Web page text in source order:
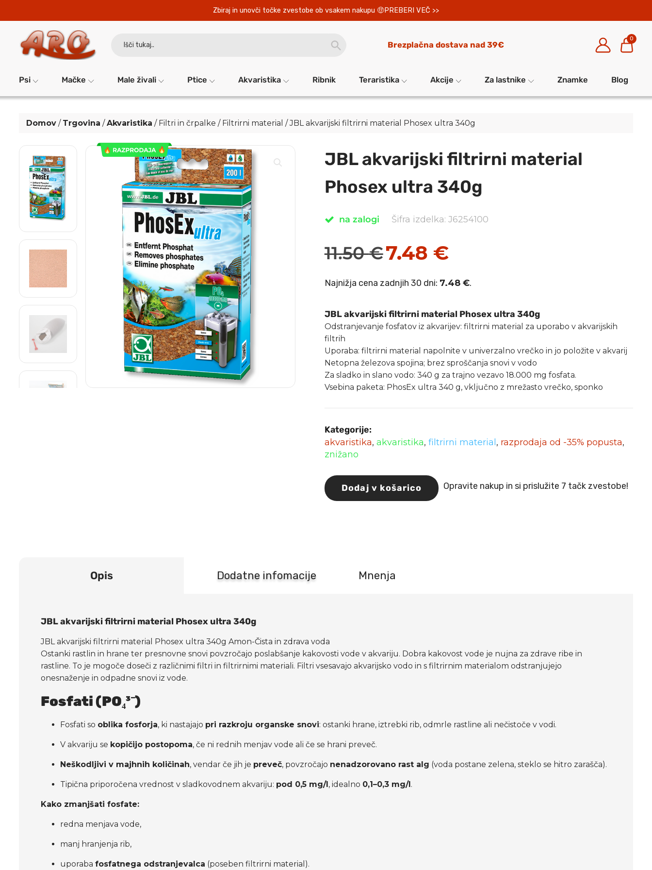
Zbiraj in unovči točke zvestobe ob vsakem nakupu PREBERI VEČ >>
BUTTON
Brezplačna dostava nad 39€
0
Psi Mačke Male živali Ptice Akvaristika Ribnik Teraristika Akcije Za lastnike Znamke Blog
Domov / Trgovina /Akvaristika / Filtri in črpalke / Filtrirni material / JBL akvarijski filtrirni material Phosex ultra 340g
JBL akvarijski filtrirni material
Phosex ultra 340g
na zalogi Šifra izdelka: J6254100
11.50€
Izvirna
11.50 €.
7.48 €
Trenutna
Najnižja cena zadnjih 30 dni: 7.48 €.
JBL akvarijski filtrirni material Phosex ultra 340g
Odstranjevanje fosfatov iz akvarijev: filtrirni material za uporabo v akvarijskih
filtrih
Uporaba: filtrirni material napolnite v univerzalno vrečko in jo položite v akvarij
Netopna železova spojina; brez sproščanja snovi v vodo
Za sladko in slano vodo: 340 g za trajno vezavo 18.000 mg fosfata.
Vsebina paketa: PhosEx ultra 340 g, vključno z mrežasto vrečko, sponko
Kategorije:
akvaristika, akvaristika, filtrirni material , razprodaja od -35% popusta,
znižano
JBL
Dodaj v košarico Opravite nakup in si prislužite 7 tačk zvestobe!
Opis Dodatne infomacije Mnenja
JBL akvarijski filtrirni material Phosex ultra 340g
JBL akvarijski filtrirni material Phosex ultra 340g Amon-Čista in zdrava voda
Ostanki rastlin in hrane ter presnovne snovi povzročajo poslabšanje kakovosti vode v akvariju. Dobra kakovost vode je nujna za zdrave ribe in
rastline. To je mogoče doseči z različnimi filtri in filtrirnimi materiali. Filtri vsesavajo akvarijsko vodo in s filtrirnim materialom odstranjujejo
onesnaženje in odpadne snovi iz vode.
Fosfati (PO₄³⁻)
Fosfati so oblika fosforja, ki nastajajo pri razkroju organske snovi: ostanki hrane, iztrebki rib, odmrle rastline ali nečistoče v vodi.
V akvariju se kopičijo postopoma, če ni rednih menjav vode ali če se hrani preveč.
Neškodljivi v majhnih količinah, vendar če jih je preveč, povzročajo nenadzorovano rast alg (voda postane zelena, steklo se hitro zarašča).
Tipična priporočena vrednost v sladkovodnem akvariju: pod 0,5 mg/l, idealno 0,1–0,3 mg/l.
Kako zmanjšati fosfate:
redna menjava vode,
manj hranjenja rib,
uporabafosfatnega odstranjevalca (poseben filtrirni material).